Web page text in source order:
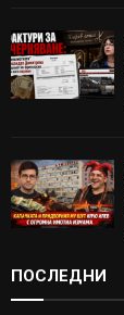
ПОСЛЕДНИ